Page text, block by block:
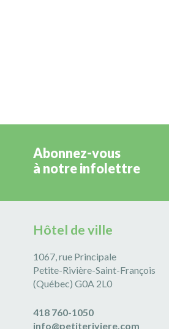
Abonnez-vous
à notre infolettre
Hôtel de ville
1067, rue Principale
Petite-Rivière-Saint-François
(Québec) G0A 2L0
418 760-1050
info@petiteriviere.com